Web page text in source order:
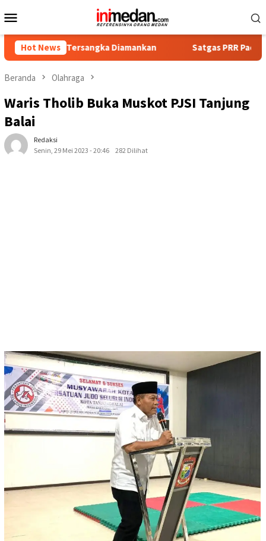
ke
Mobile
Hot News
Tersangka Diamankan Satgas PRR Pacu Realisasi
Beranda Olahraga
Waris Tholib Buka Muskot PJSI Tanjung
Balai
Redaksi
Senin, 29 Mei 2023 - 20:46
282 Dilihat